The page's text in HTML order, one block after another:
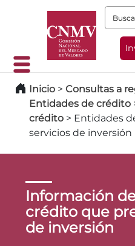
Buscar:
Inicio > Consultas a
Entidades de crédito
crédito > Entidades
servicios de inversión
Información
crédito que
de inversión